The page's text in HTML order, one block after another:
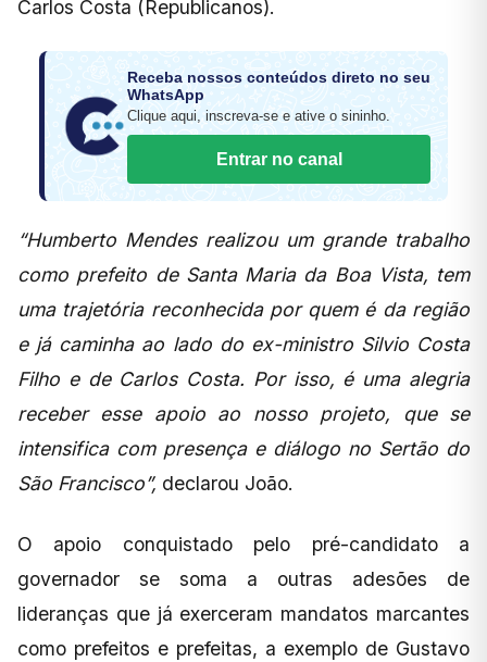
Carlos Costa (Republicanos).
Receba nossos conteúdos direto no seu
WhatsApp
Clique aqui, inscreva-se e ative o sininho.
Entrar no canal
“Humberto Mendes realizou um grande trabalho
como prefeito de Santa Maria da Boa Vista, tem
uma trajetória reconhecida por quem é da região
e já caminha ao lado do ex-ministro Silvio Costa
Filho e de Carlos Costa. Por isso, é uma alegria
receber esse apoio ao nosso projeto, que se
intensifica com presença e diálogo no Sertão do
São Francisco”, declarou João.
O apoio conquistado pelo pré-candidato a
governador se soma a outras adesões de
lideranças que já exerceram mandatos marcantes
como prefeitos e prefeitas, a exemplo de Gustavo